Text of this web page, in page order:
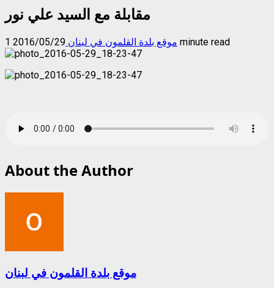
مقابلة مع السيد علي نور
موقع بلدة القلمون في لبنان 2016/05/29 1 minute read
About the Author
موقع بلدة القلمون في لبنان